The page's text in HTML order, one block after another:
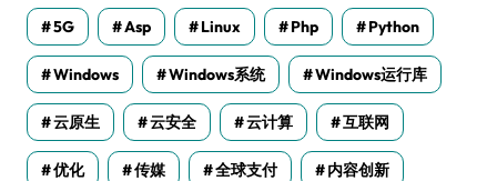
5G Asp Linux Php Python
Windows Windows系统 Windows运行库
云原生 云安全 云计算 互联网
优化 传媒 全球支付 内容创新